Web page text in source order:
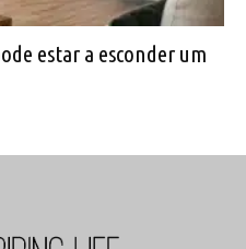
estar a esconder um